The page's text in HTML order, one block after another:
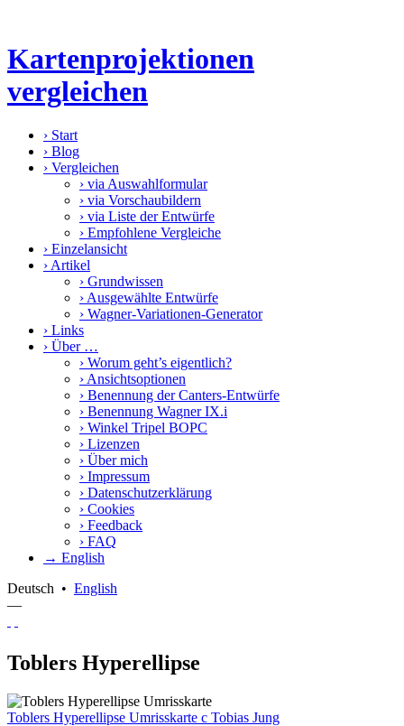
Kartenprojektionen
vergleichen
› Start
› Blog
› Vergleichen
› via Auswahlformular
› via Vorschaubildern
› via Liste der Entwürfe
› Empfohlene Vergleiche
› Einzelansicht
› Artikel
› Grundwissen
› Ausgewählte Entwürfe
› Wagner-Variationen-Generator
› Links
› Über …
› Worum geht’s eigentlich?
› Ansichtsoptionen
› Benennung der Canters-Entwürfe
› Benennung Wagner IX.i
› Winkel Tripel BOPC
› Lizenzen
› Über mich
› Impressum
› Datenschutzerklärung
› Cookies
› Feedback
› FAQ
→ English
Deutsch • English
—
Toblers Hyperellipse
Toblers Hyperellipse Umrisskarte c Tobias Jung